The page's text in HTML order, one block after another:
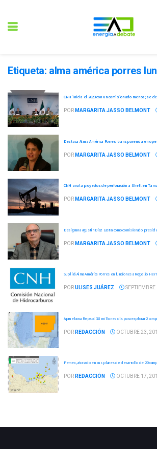
Etiqueta: alma américa porres
CNH inicia el 2023 con un comisionado menos; se
POR MARGARITA JASSO BELMONT
Destaca Alma América Porres transparencia en
POR MARGARITA JASSO BELMONT
CNH avala proyectos de perforación a Shell en
POR MARGARITA JASSO BELMONT
Designan a Agustín Díaz Lastra como comisionado
POR MARGARITA JASSO BELMONT
Suplirá Alma América Porres en funciones a Rogelio
PORULISES JUÁREZ
Aprueban a Repsol 3.8 millones dls para explorar 2
POR REDACCIÓN OCTUBRE 23,
Pemex, atrasado en sus planes de desarrollo de 20
POR REDACCIÓN OCTUBRE 17,